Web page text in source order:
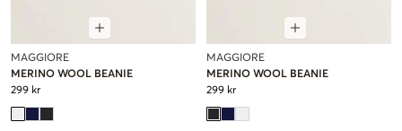
MAGGIORE
MERINO WOOL BEANIE
299 kr
MAGGIORE
MERINO WOOL BEANIE
299 kr